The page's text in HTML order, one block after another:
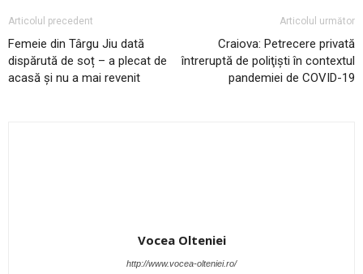
Articolul precedent
Femeie din Târgu Jiu dată
dispărută de soț – a plecat de
acasă și nu a mai revenit
Articolul următor
Craiova: Petrecere privată
întreruptă de poliţişti în contextul
pandemiei de COVID-19
Vocea Olteniei
http://www.vocea-olteniei.ro/